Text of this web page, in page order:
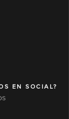
EN SOCIAL?